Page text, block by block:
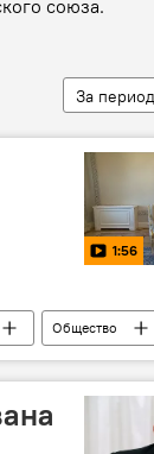
союза.
За период
1:56
Общество
Россия